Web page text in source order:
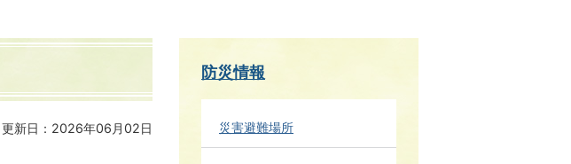
更新日：2026年06月02日
防災情報
災害避難場所